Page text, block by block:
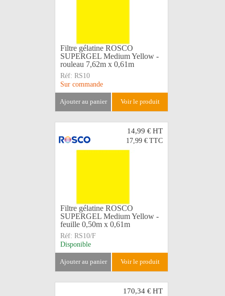
Filtre gélatine ROSCO
SUPERGEL Medium Yellow -
rouleau 7,62m x 0,61m
Réf: RS10
Sur commande
ajouter au panier voir le produit
14,99 €HT
17,99 € TTC
Filtre gélatine ROSCO
SUPERGEL Medium Yellow -
feuille 0,50m x 0,61m
Réf: RS10/F
Disponible
ajouter au panier voir le produit
170,34 €HT